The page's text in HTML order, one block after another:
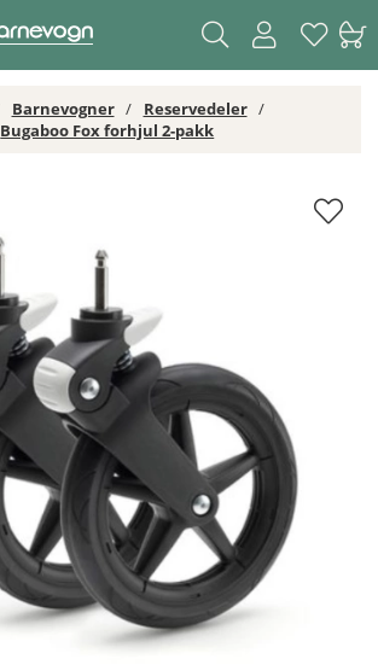
Barnevogner
Reservedeler
Bugaboo Fox forhjul 2-pakk